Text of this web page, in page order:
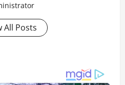
All Posts